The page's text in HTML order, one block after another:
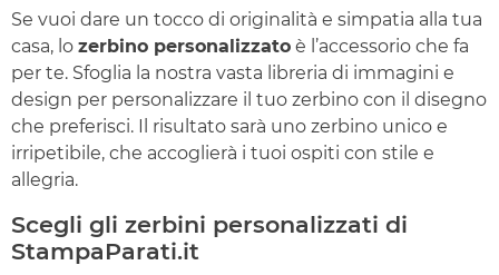
Se vuoi dare un tocco di originalità e simpatia alla tua
casa, lo zerbino personalizzato è l’accessorio che fa
per te. Sfoglia la nostra vasta libreria di immagini e
design per personalizzare il tuo zerbino con il disegno
che preferisci. Il risultato sarà uno zerbino unico e
irripetibile, che accoglierà i tuoi ospiti con stile e
allegria.
Scegli gli zerbini personalizzati di
StampaParati.it